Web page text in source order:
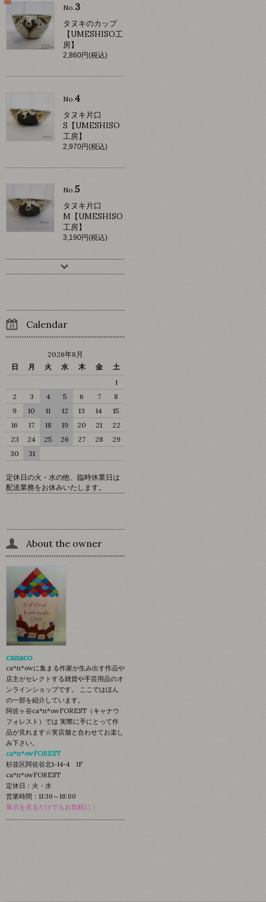
No.3
タヌキのカップ
【UMESHISO工
房】
2,860円(税込)
No.4
タヌキ片口
S【UMESHISO
工房】
2,970円(税込)
No.5
タヌキ片口
M【UMESHISO
工房】
3,190円(税込)
Calendar
2026年8月
日
月 火 水 木 金
土
1
2
3 4 5 6 7
8
9
10 11 12 13 14
15
16
17 18 19 20 21
22
23
24 25 26 27 28
29
30
31
定休日の火・水の他、臨時休業日は
配送業務をお休みいたします。
About the owner
canaco
ca*n*owに集まる作家が生み出す作品や
店主がセレクトする雑貨や手芸用品のオ
ンラインショップです。 ここではほん
の一部を紹介しています。
阿佐ヶ谷ca*n*owFOREST（キャナウ
フォレスト）では 実際に手にとって作
品が見れます☆実店舗と合わせてお楽し
み下さい。
ca*n*owFOREST
杉並区阿佐谷北1-14-4 1F
ca*n*owFOREST
定休日：火・水
営業時間：11:30～18:00
展示を見るだけでもお気軽に！